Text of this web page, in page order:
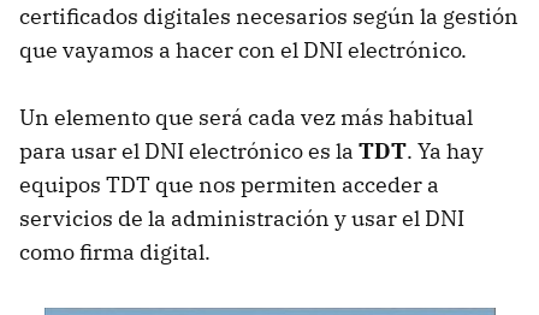
certificados digitales necesarios según la gestión
que vayamos a hacer con el DNIelectrónico.
Un elemento que será cada vez más habitual
para usar el DNIelectrónico es la TDT. Ya hay
equipos TDT que nos permiten acceder a
servicios de la administración y usar el DNI
como firma digital.